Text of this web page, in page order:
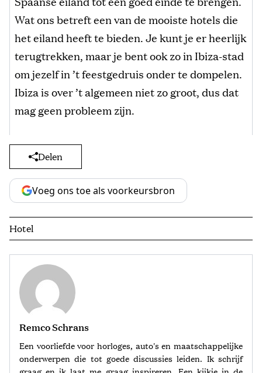
Wat ons betreft een van de mooiste hotels die
het eiland heeft te bieden. Je kunt je er heerlijk
terugtrekken, maar je bent ook zo in Ibiza-stad
om jezelf in ’t feestgedruis onder te dompelen.
Ibiza is over ’t algemeen niet zo groot, dus dat
mag geen probleem zijn.
Delen
Voeg ons toe als voorkeursbron
Hotel
Remco Schrans
Een voorliefde voor horloges, auto's en maatschappelijke
onderwerpen die tot goede discussies leiden. Ik schrijf